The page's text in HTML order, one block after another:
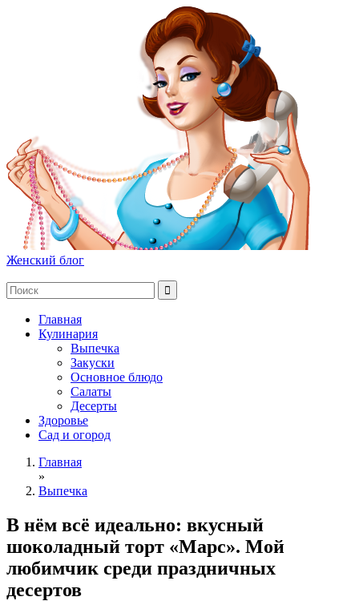
Женский блог
Главная
Кулинария
Выпечка
Закуски
Основное блюдо
Салаты
Десерты
Здоровье
Сад и огород
Главная
»
Выпечка
В нём всё идеально: вкусный
шоколадный торт «Марс». Мой
любимчик среди праздничных
десертов